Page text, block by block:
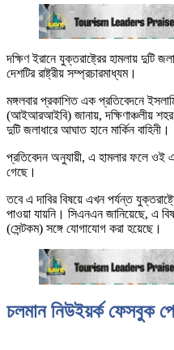
দক্ষিণ ইরানে যুক্তরাষ্ট্রের হামলায় দুটি
দেশটির রাষ্ট্রীয় সম্প্রচারমাধ্যম।
মঙ্গলবার প্রকাশিত এক প্রতিবেদনে
(আইআরআইবি) জানায়, দক্ষিণাঞ্চলীয় শহর
দুটি জলাধারে আঘাত হানে মার্কিন বাহিনী।
প্রতিবেদন অনুযায়ী, এ হামলার ফলে ওই
গেছে।
তবে এ দাবির বিষয়ে এখন পর্যন্ত
পাওয়া যায়নি। সিএনএন জানিয়েছে, এ
(সেন্টকম) সঙ্গে যোগাযোগ করা হয়েছে।
চলমান নিউইয়র্ক ফেসবুক